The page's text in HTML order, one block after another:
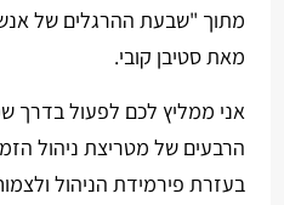
מתוך "שבעת ההרגלים של
מאת סטיבן קובי.
אני ממליץ לכם לפעול בדרך
הרבעים של מטריצת ניהול
בעזרת פירמידת הניהול